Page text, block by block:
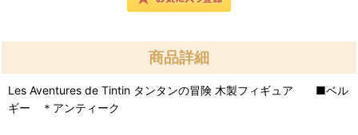
商品詳細
Les Aventures de Tintin タンタンの冒険 木製フィギュア ■ベル
ギー ＊アンティーク